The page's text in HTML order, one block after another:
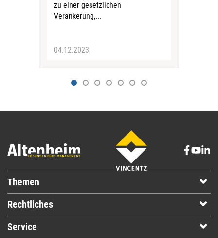
zu einer gesetzlichen
Verankerung,...
04.12.2023
Themen
Rechtliches
Service